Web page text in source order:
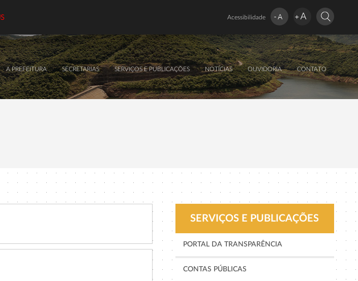
Acessibilidade
A PREFEITURA SECRETARIAS SERVIÇOS E PUBLICAÇÕES NOTÍCIAS OUVIDORIA CONTATO
SERVIÇOS E PUBLICAÇÕES
PORTAL DA TRANSPARÊNCIA
CONTAS PÚBLICAS